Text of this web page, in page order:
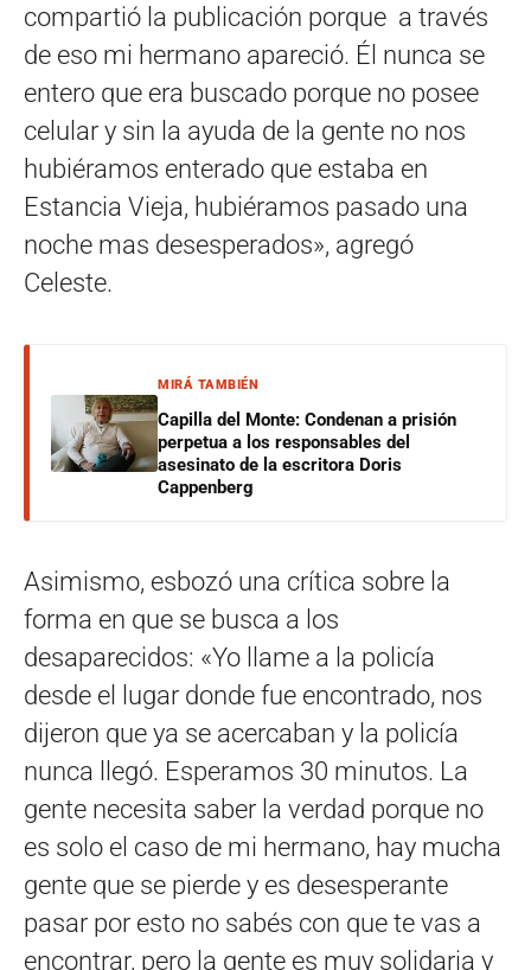
compartió la publicación porque a través
de eso mi hermano apareció. Él nunca se
entero que era buscado porque no posee
celular y sin la ayuda de la gente no nos
hubiéramos enterado que estaba en
Estancia Vieja, hubiéramos pasado una
noche mas desesperados», agregó
Celeste.
MIRÁ TAMBIÉN
Capilla del Monte: Condenan a prisión
perpetua a los responsables del
asesinato de la escritora Doris
Cappenberg
Asimismo, esbozó una crítica sobre la
forma en que se busca a los
desaparecidos: «Yo llame a la policía
desde el lugar donde fue encontrado, nos
dijeron que ya se acercaban y la policía
nunca llegó. Esperamos 30 minutos. La
gente necesita saber la verdad porque no
es solo el caso de mi hermano, hay mucha
gente que se pierde y es desesperante
pasar por esto no sabés con que te vas a
encontrar, pero la gente es muy solidaria y